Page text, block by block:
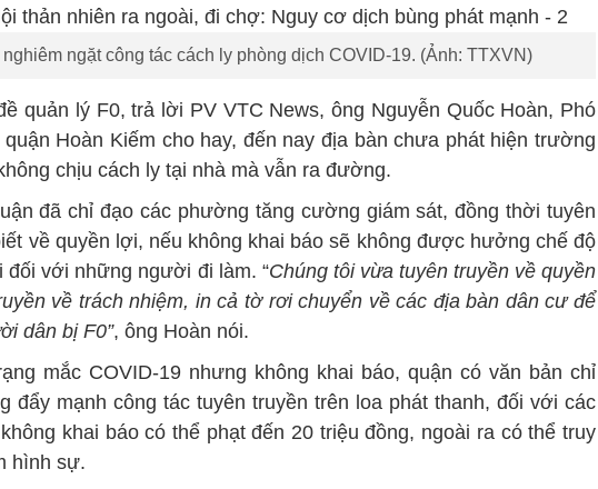
ngặt công tác cách ly phòng dịch COVID-19. (Ảnh: TTXVN)
quản lý F0, trả lời PV VTC News, ông Nguyễn Quốc Hoàn, Phó
quận Hoàn Kiếm cho hay, đến nay địa bàn chưa phát hiện trường
chịu cách ly tại nhà mà vẫn ra đường.
đã chỉ đạo các phường tăng cường giám sát, đồng thời tuyên
về quyền lợi, nếu không khai báo sẽ không được hưởng chế độ
đối với những người đi làm. “Chúng tôi vừa tuyên truyền về quyền
về trách nhiệm, in cả tờ rơi chuyển về các địa bàn dân cư để
dân bị F0”, ông Hoàn nói.
mắc COVID-19 nhưng không khai báo, quận có văn bản chỉ
đẩy mạnh công tác tuyên truyền trên loa phát thanh, đối với các
khai báo có thể phạt đến 20 triệu đồng, ngoài ra có thể truy
hình sự.